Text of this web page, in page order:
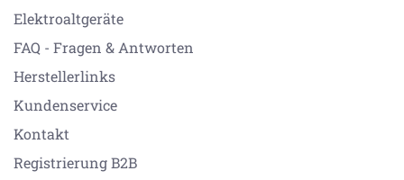
Elektroaltgeräte
FAQ - Fragen & Antworten
Herstellerlinks
Kundenservice
Kontakt
Registrierung B2B